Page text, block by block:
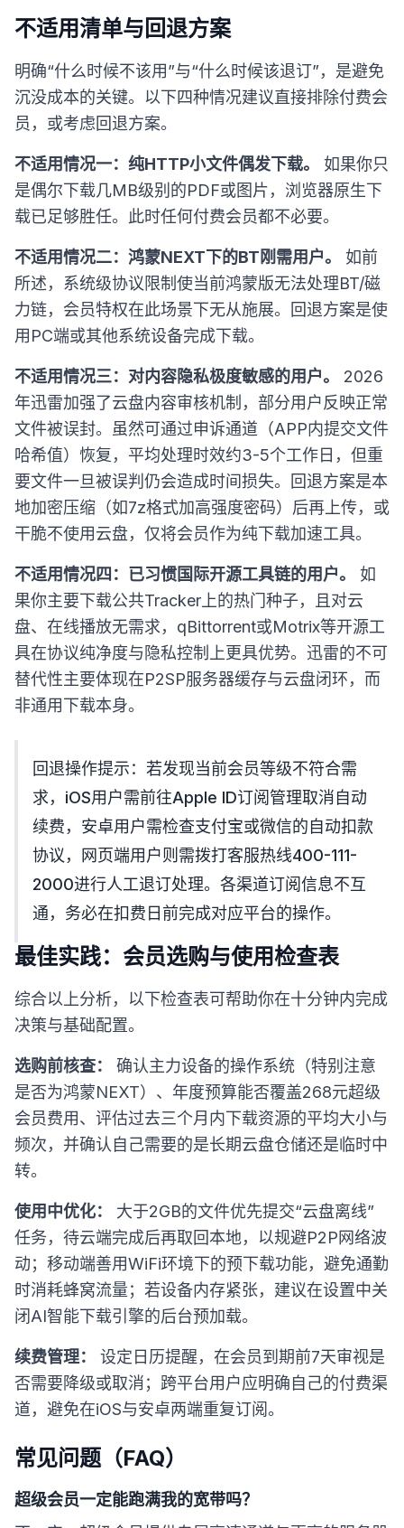
不适用清单与回退方案
明确“什么时候不该用”与“什么时候该退订”，是避免
沉没成本的关键。以下四种情况建议直接排除付费会
员，或考虑回退方案。
不适用情况一：纯HTTP小文件偶发下载。
如果你只
是偶尔下载几MB级别的PDF或图片，浏览器原生下
载已足够胜任。此时任何付费会员都不必要。
不适用情况二：鸿蒙NEXT下的BT刚需用户。
如前
所述，系统级协议限制使当前鸿蒙版无法处理BT/磁
力链，会员特权在此场景下无从施展。回退方案是使
用PC端或其他系统设备完成下载。
不适用情况三：对内容隐私极度敏感的用户。
2026
年迅雷加强了云盘内容审核机制，部分用户反映正常
文件被误封。虽然可通过申诉通道（APP内提交文件
哈希值）恢复，平均处理时效约3-5个工作日，但重
要文件一旦被误判仍会造成时间损失。回退方案是本
地加密压缩（如7z格式加高强度密码）后再上传，或
干脆不使用云盘，仅将会员作为纯下载加速工具。
不适用情况四：已习惯国际开源工具链的用户。
如
果你主要下载公共Tracker上的热门种子，且对云
盘、在线播放无需求，qBittorrent或Motrix等开源工
具在协议纯净度与隐私控制上更具优势。迅雷的不可
替代性主要体现在P2SP服务器缓存与云盘闭环，而
非通用下载本身。
回退操作提示：若发现当前会员等级不符合需
求，iOS用户需前往Apple ID订阅管理取消自动
续费，安卓用户需检查支付宝或微信的自动扣款
协议，网页端用户则需拨打客服热线400-111-
2000进行人工退订处理。各渠道订阅信息不互
通，务必在扣费日前完成对应平台的操作。
最佳实践：会员选购与使用检查表
综合以上分析，以下检查表可帮助你在十分钟内完成
决策与基础配置。
选购前核查：
确认主力设备的操作系统（特别注意
是否为鸿蒙NEXT）、年度预算能否覆盖268元超级
会员费用、评估过去三个月内下载资源的平均大小与
频次，并确认自己需要的是长期云盘仓储还是临时中
转。
使用中优化：
大于2GB的文件优先提交“云盘离线”
任务，待云端完成后再取回本地，以规避P2P网络波
动；移动端善用WiFi环境下的预下载功能，避免通勤
时消耗蜂窝流量；若设备内存紧张，建议在设置中关
闭AI智能下载引擎的后台预加载。
续费管理：
设定日历提醒，在会员到期前7天审视是
否需要降级或取消；跨平台用户应明确自己的付费渠
道，避免在iOS与安卓两端重复订阅。
常见问题（FAQ）
超级会员一定能跑满我的宽带吗？